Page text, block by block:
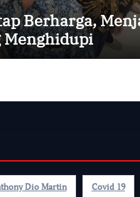
Berharga,
Menghidupi
Dio Martin Covid 19